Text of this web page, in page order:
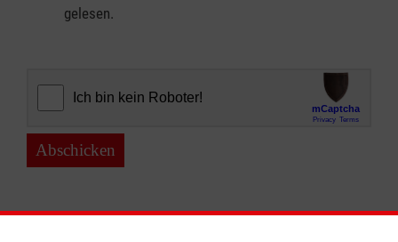
gelesen.
Abschicken